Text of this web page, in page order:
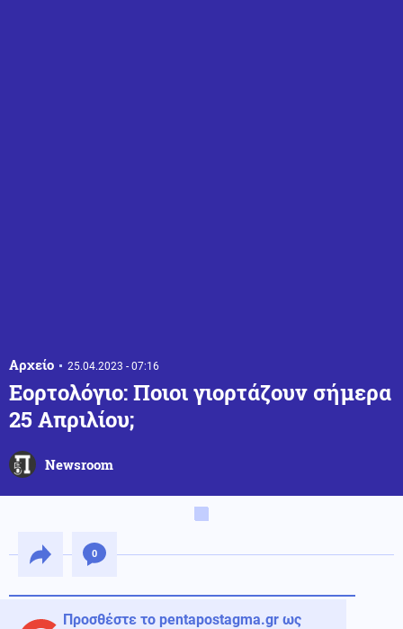
Αρχείο 25.04.2023 - 07:16
Εορτολόγιο: Ποιοι γιορτάζουν σήμερα
25 Απριλίου;
Newsroom
0
Προσθέστε το pentapostagma.gr ως